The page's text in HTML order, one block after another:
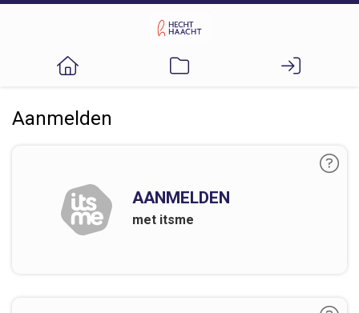
Aanmelden
AANMELDEN
met itsme